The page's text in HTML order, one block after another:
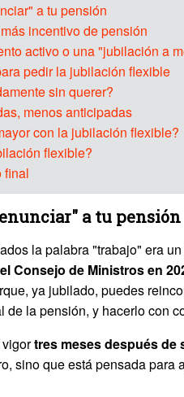
a tu pensión
incentivo de pensión
activo o una "jubilación a
pedir la jubilación flexible
sin querer?
menos anticipadas
con la jubilación flexible?
flexible?
final
a tu pensión
la palabra "trabajo" era
Consejo de Ministrosen
ya jubilado, puedes
de la pensión, y hacerlo con
vigortres meses después de
sino que está pensada para